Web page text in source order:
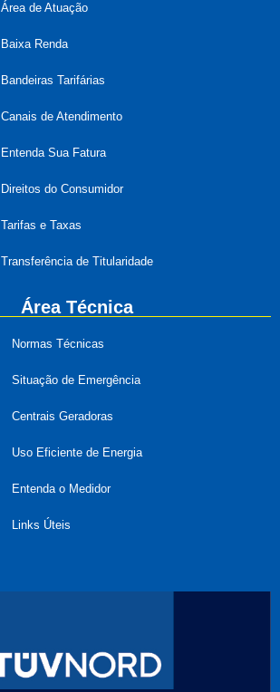
Área de Atuação
Baixa Renda
Bandeiras Tarifárias
Canais de Atendimento
Entenda Sua Fatura
Direitos do Consumidor
Tarifas e Taxas
Transferência de Titularidade
Área Técnica
Normas Técnicas
Situação de Emergência
Centrais Geradoras
Uso Eficiente de Energia
Entenda o Medidor
Links Úteis